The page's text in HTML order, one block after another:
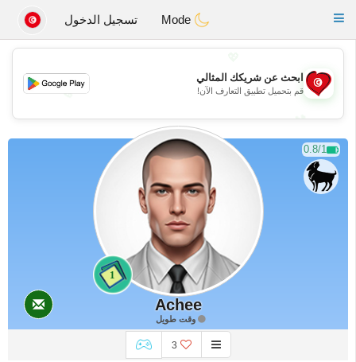
Tunisia Dating
Toggle
تسجيل الدخول
💖
💕
💕
ابحث عن شريكك المثالي
قم بتحميل تطبيق التعارف الآن!
0.8/1
1
Achee
وقت طويل
3